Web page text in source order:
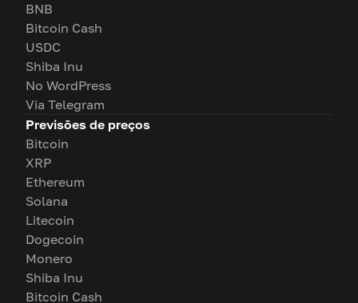
BNB
Bitcoin Cash
USDC
Shiba Inu
No WordPress
Via Telegram
Previsões de preços
Bitcoin
XRP
Ethereum
Solana
Litecoin
Dogecoin
Monero
Shiba Inu
Bitcoin Cash